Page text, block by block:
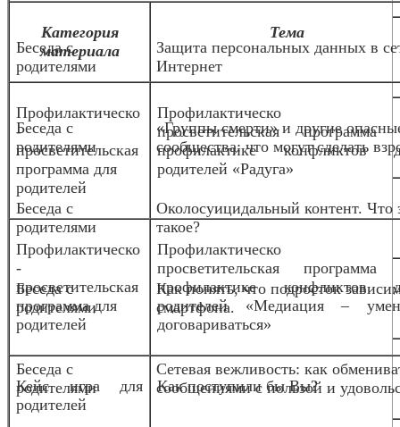
Беседа с
родителями
Защита персональных данных в
Интернет
Беседа с
родителями
«Группы смерти» и другие
сообщества: что могут сделать
Беседа с
родителями
Околосуицидальный контент. Что
такое?
Беседа с
родителями
Как понять, что подросток
смартфона.
Беседа с
родителями
Сетевая вежливость: как
сообщениями с пользой и
Категория
материала
Тема
Профилактическо
-
просветительская
программа для
родителей
просветительская программа
профилактике конфликтов
родителей «Радуга»
Профилактическо
-
просветительская
программа для
родителей
просветительская программа
профилактике конфликтов
родителей «Медиация –
договариваться»
Кейс игра для
родителей
Как поступили бы Вы?